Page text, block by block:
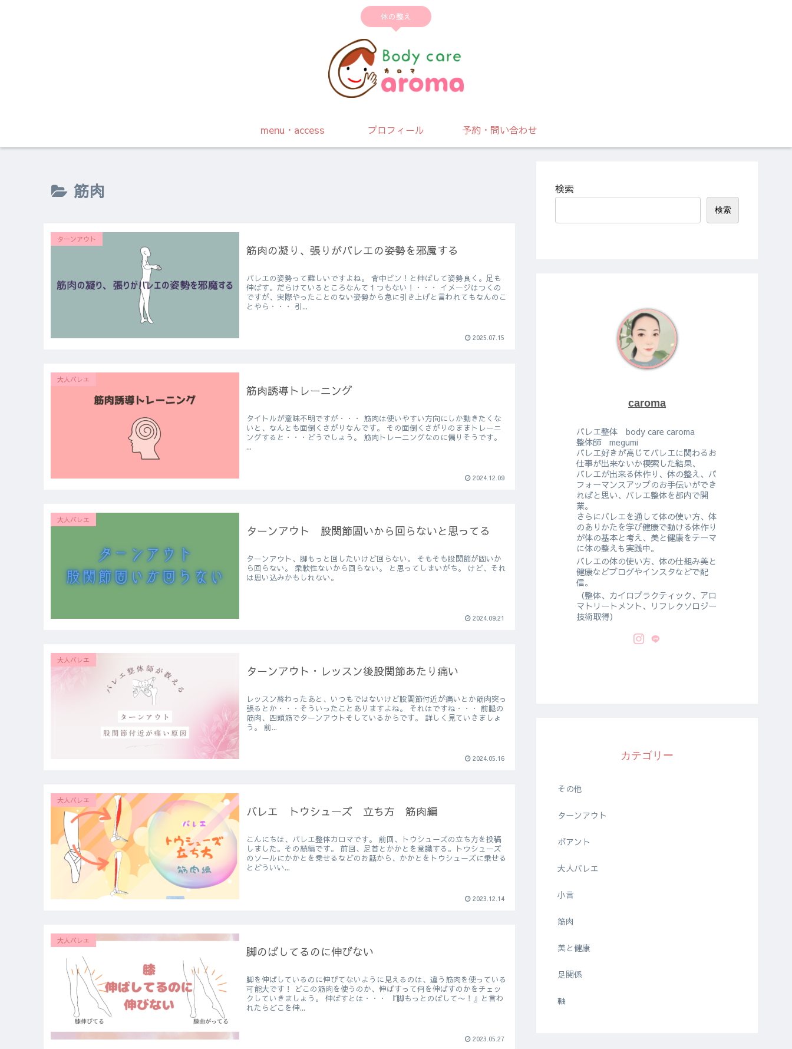
体の整え
menu・access プロフィール 予約・問い合わせ
筋肉
ターンアウト
筋肉の凝り、張りがバレエの姿勢を邪魔する
バレエの姿勢って難しいですよね。 背中ピン！と伸ばして姿勢良く。足も
伸ばす。だらけているところなんて１つもない！・・・ イメージはつくの
ですが、実際やったことのない姿勢から急に引き上げと言われてもなんのこ
とやら・・・ 引...
2025.07.15
大人バレエ
筋肉誘導トレーニング
タイトルが意味不明ですが・・・ 筋肉は使いやすい方向にしか動きたくな
いと、なんとも面倒くさがりなんです。 その面倒くさがりのままトレーニ
ングすると・・・どうでしょう。 筋肉トレーニングなのに偏りそうです。
...
2024.12.09
大人バレエ
ターンアウト 股関節固いから回らないと思ってる
ターンアウト、脚もっと回したいけど回らない。 そもそも股関節が固いか
ら回らない。 柔軟性ないから回らない。 と思ってしまいがち。 けど、それ
は思い込みかもしれない。
2024.09.21
大人バレエ
ターンアウト・レッスン後股関節あたり痛い
レッスン終わったあと、いつもではないけど股関節付近が痛いとか筋肉突っ
張るとか・・・そういったことありますよね。 それはですね・・・ 前腿の
筋肉、四頭筋でターンアウトそしているからです。 詳しく見ていきましょ
う。 前...
2024.05.16
大人バレエ
バレエ トウシューズ 立ち方 筋肉編
こんにちは、バレエ整体カロマです。 前回、トウシューズの立ち方を投稿
しました。その続編です。 前回、足首とかかとを意識する。トウシューズ
のソールにかかとを乗せるなどのお話から、かかとをトウシューズに乗せる
とどういい...
2023.12.14
大人バレエ
脚のばしてるのに伸びない
脚を伸ばしているのに伸びてないように見えるのは、違う筋肉を使っている
可能大です！ どこの筋肉を使うのか、伸ばすって何を伸ばすのかをチェッ
クしていきましょう。 伸ばすとは・・・ 『脚もっとのばして〜！』と言わ
れたらどこを伸...
2023.05.27
検索
検索
caroma
バレエ整体 body care caroma
整体師 megumi
バレエ好きが高じてバレエに関わるお
仕事が出来ないか模索した結果、
バレエが出来る体作り、体の整え、パ
フォーマンスアップのお手伝いができ
ればと思い、バレエ整体を都内で開
業。
さらにバレエを通して体の使い方、体
のありかたを学び健康で動ける体作り
が体の基本と考え、美と健康をテーマ
に体の整えも実践中。
バレエの体の使い方、体の仕組み美と
健康などブログやインスタなどで配
信。
（整体、カイロプラクティック、アロ
マトリートメント、リフレクソロジー
技術取得）
カテゴリー
その他
ターンアウト
ポアント
大人バレエ
小言
筋肉
美と健康
足関係
軸